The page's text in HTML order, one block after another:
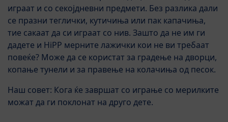
играат и со секојдневни предмети. Без разлика дали
се празни теглички, кутичиња или пак капачиња,
тие сакаат да си играат со нив. Зашто да не им ги
дадете и HiPP мерните лажички кои не ви требаат
повеќе? Може да се користат за градење на дворци,
копање тунели и за правење на колачиња од песок.
Наш совет: Кога ќе завршат со играње со мерилките
можат да ги поклонат на друго дете.